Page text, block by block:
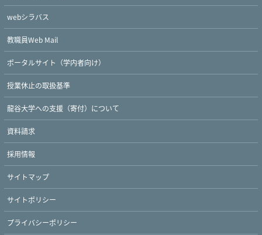
webシラバス
教職員Web Mail
ポータルサイト（学内者向け）
授業休止の取扱基準
龍谷大学への支援（寄付）について
資料請求
採用情報
サイトマップ
サイトポリシー
プライバシーポリシー